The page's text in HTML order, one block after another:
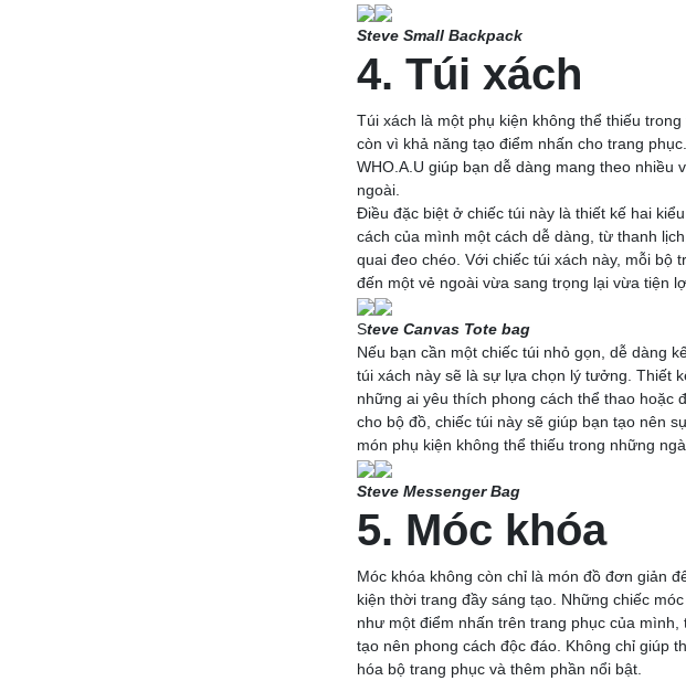
Steve Small Backpack
4. Túi xách
Túi xách là một phụ kiện không thể thiếu
còn vì khả năng tạo điểm nhấn cho trang
WHO.A.U giúp bạn dễ dàng mang theo nhiều
ngoài.
Điều đặc biệt ở chiếc túi này là thiết kế hai
cách của mình một cách dễ dàng, từ thanh
quai đeo chéo. Với chiếc túi xách này, mỗi bộ
đến một vẻ ngoài vừa sang trọng lại vừa tiện
Steve Canvas Tote bag
Nếu bạn cần một chiếc túi nhỏ gọn, dễ dàng
túi xách này sẽ là sự lựa chọn lý tưởng. Thiết
những ai yêu thích phong cách thể thao hoặc
cho bộ đồ, chiếc túi này sẽ giúp bạn tạo nên
món phụ kiện không thể thiếu trong những
Steve Messenger Bag
5. Móc khóa
Móc khóa không còn chỉ là món đồ đơn giản
kiện thời trang đầy sáng tạo. Những chiếc
như một điểm nhấn trên trang phục của
tạo nên phong cách độc đáo. Không chỉ giúp
hóa bộ trang phục và thêm phần nổi bật.